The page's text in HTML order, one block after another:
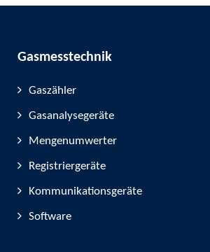
Gasmesstechnik
Gaszähler
Gasanalysegeräte
Mengenumwerter
Registriergeräte
Kommunikationsgeräte
Software